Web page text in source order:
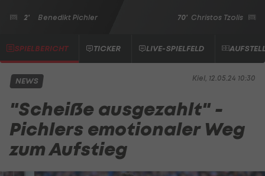
2' Benedikt Pichler 70' Christos Tzolis
SPIELBERICHT TICKER LIVE-SPIELFELD
Kiel, 12.05.24 10:30
NEWS
"Scheiße ausgezahlt" -
Pichlers emotionaler Weg
zum Aufstieg